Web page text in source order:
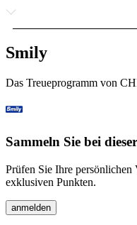
Smily
Das Treueprogramm von
Sammeln Sie bei
Prüfen Sie Ihre
exklusiven Punkten.
anmelden